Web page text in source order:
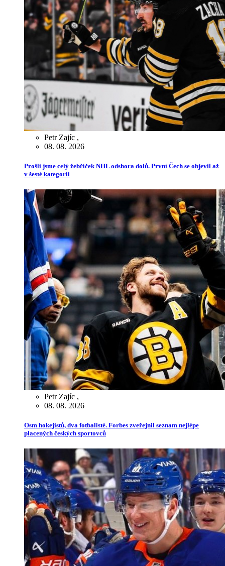
Petr Zajíc ,
08. 08. 2026
Prošli jsme celý žebříček NHL odshora dolů. První Čech se objevil až
v šesté kategorii
Petr Zajíc ,
08. 08. 2026
Osm hokejistů, dva fotbalisté. Forbes zveřejnil seznam nejlépe
placených českých sportovců